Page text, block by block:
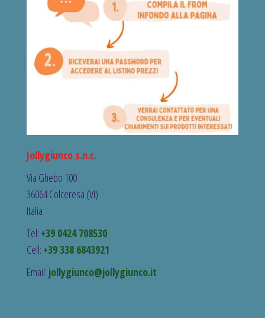
Jollygiunco s.n.c.
Via Ghebo 100
36064 Colceresa (VI)
Italia
Tel: +39 0424 708530
Cell: +39 338 6843921
Email: jollygiunco@jollygiunco.it